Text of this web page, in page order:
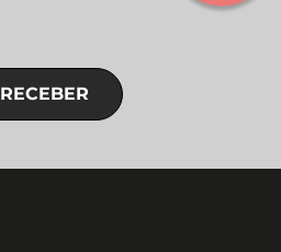
RECEBER